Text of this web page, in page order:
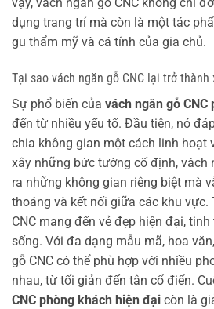
dụng trang trí mà còn là một tác
gu thẩm mỹ và cá tính của gia chủ.
Tại sao vách ngăn gỗ CNC lại trở thành
Sự phổ biến của vách ngăn gỗ
đến từ nhiều yếu tố. Đầu tiên, nó
chia không gian một cách linh hoạt
xây những bức tường cố định, vách
ra những không gian riêng biệt mà
thoáng và kết nối giữa các khu vực.
CNC mang đến vẻ đẹp hiện đại,
sống. Với đa dạng mẫu mã, hoa
gỗ CNC có thể phù hợp với nhiều
nhau, từ tối giản đến tân cổ điển.
CNC phòng khách hiện đại còn là